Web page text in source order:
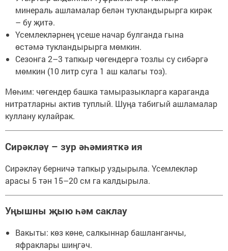
минераль ашламалар белән тукландырырга кирәк
– бу җитә.
Үсемлекләрнең үсеше начар булганда гына
өстәмә тукландырырга мөмкин.
Сезонга 2–3 тапкыр чөгендергә тозлы су сибәргә
мөмкин (10 литр суга 1 аш калагы тоз).
Мөһим: чөгендер башка тамыразыкларга караганда
нитратларны актив туплый. Шуңа табигый ашламалар
куллану кулайрак.
Сирәкләү – зур әһәмияткә ия
Сирәкләү берничә тапкыр уздырыла. Үсемлекләр
арасы 5 тән 15–20 см га калдырыла.
Уңышны җыю һәм саклау
Вакыты: көз көне, салкыннар башланганчы,
яфраклары шиңгәч.